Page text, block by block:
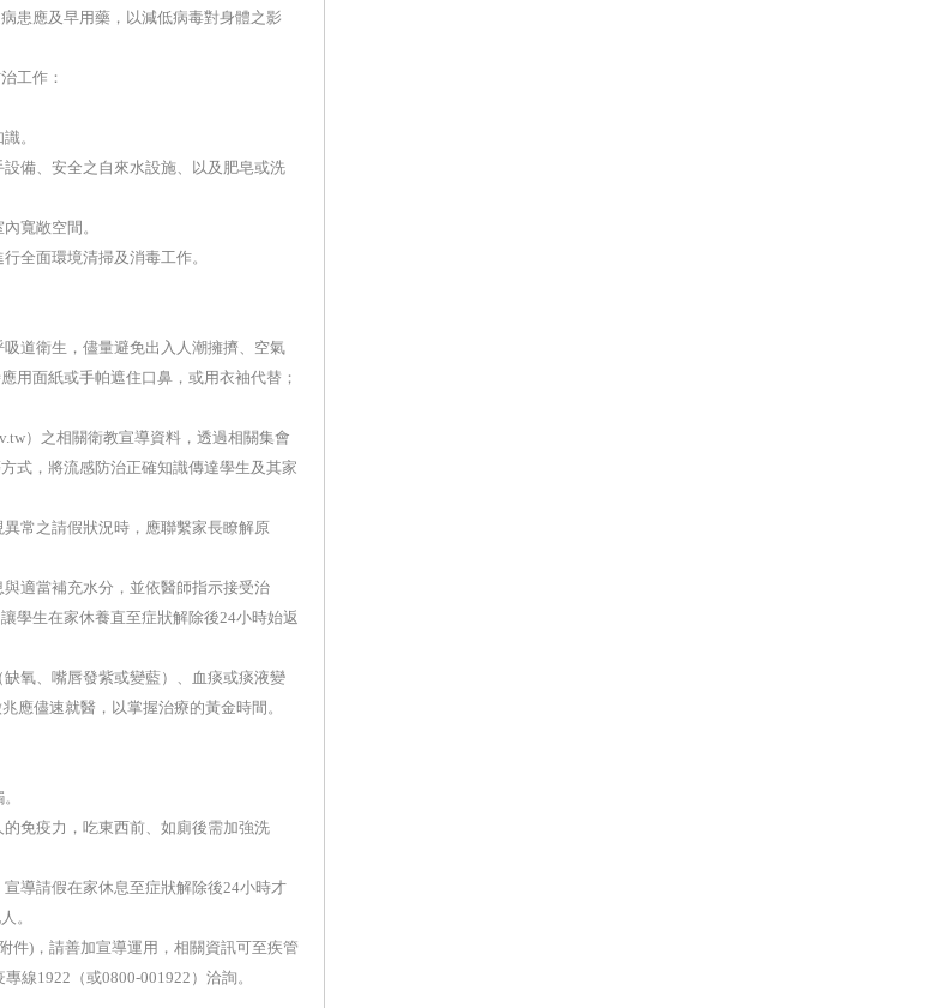
患應及早用藥，以減低病毒對身體之影
工作：
。
備、安全之自來水設施、以及肥皂或洗
寬敞空間。
全面環境清掃及消毒工作。
道衛生，儘量避免出入人潮擁擠、空氣
用面紙或手帕遮住口鼻，或用衣袖代替；
）之相關衛教宣導資料，透過相關集會
式，將流感防治正確知識傳達學生及其家
常之請假狀況時，應聯繫家長瞭解原
適當補充水分，並依醫師指示接受治
學生在家休養直至症狀解除後24小時始返
氧、嘴唇發紫或變藍）、血痰或痰液變
應儘速就醫，以掌握治療的黃金時間。
免疫力，吃東西前、如廁後需加強洗
導請假在家休息至症狀解除後24小時才
。
件)，請善加宣導運用，相關資訊可至疾管
線1922（或0800-001922）洽詢。